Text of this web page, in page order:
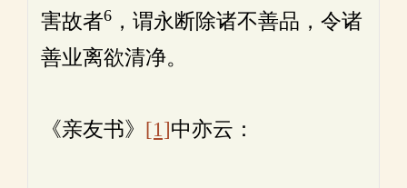
害故者6 ，谓永断除诸不善品，令诸
善业离欲清净。
《亲友书》 [1]中亦云：